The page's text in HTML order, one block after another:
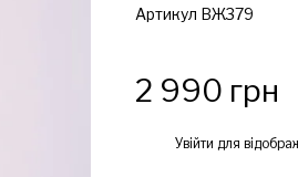
Артикул ВЖ379
2 990 грн
Увійти для